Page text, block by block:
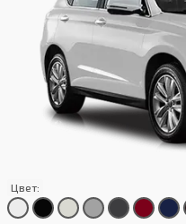
Цвет: